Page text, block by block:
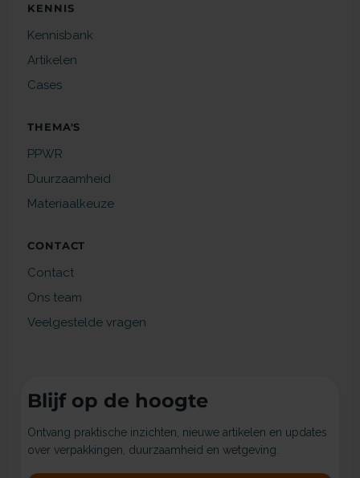
KENNIS
Kennisbank
Artikelen
Cases
THEMA'S
PPWR
Duurzaamheid
Materiaalkeuze
CONTACT
Contact
Ons team
Veelgestelde vragen
Blijf op de hoogte
Ontvang praktische inzichten, nieuwe artikelen en updates
over verpakkingen, duurzaamheid en wetgeving.